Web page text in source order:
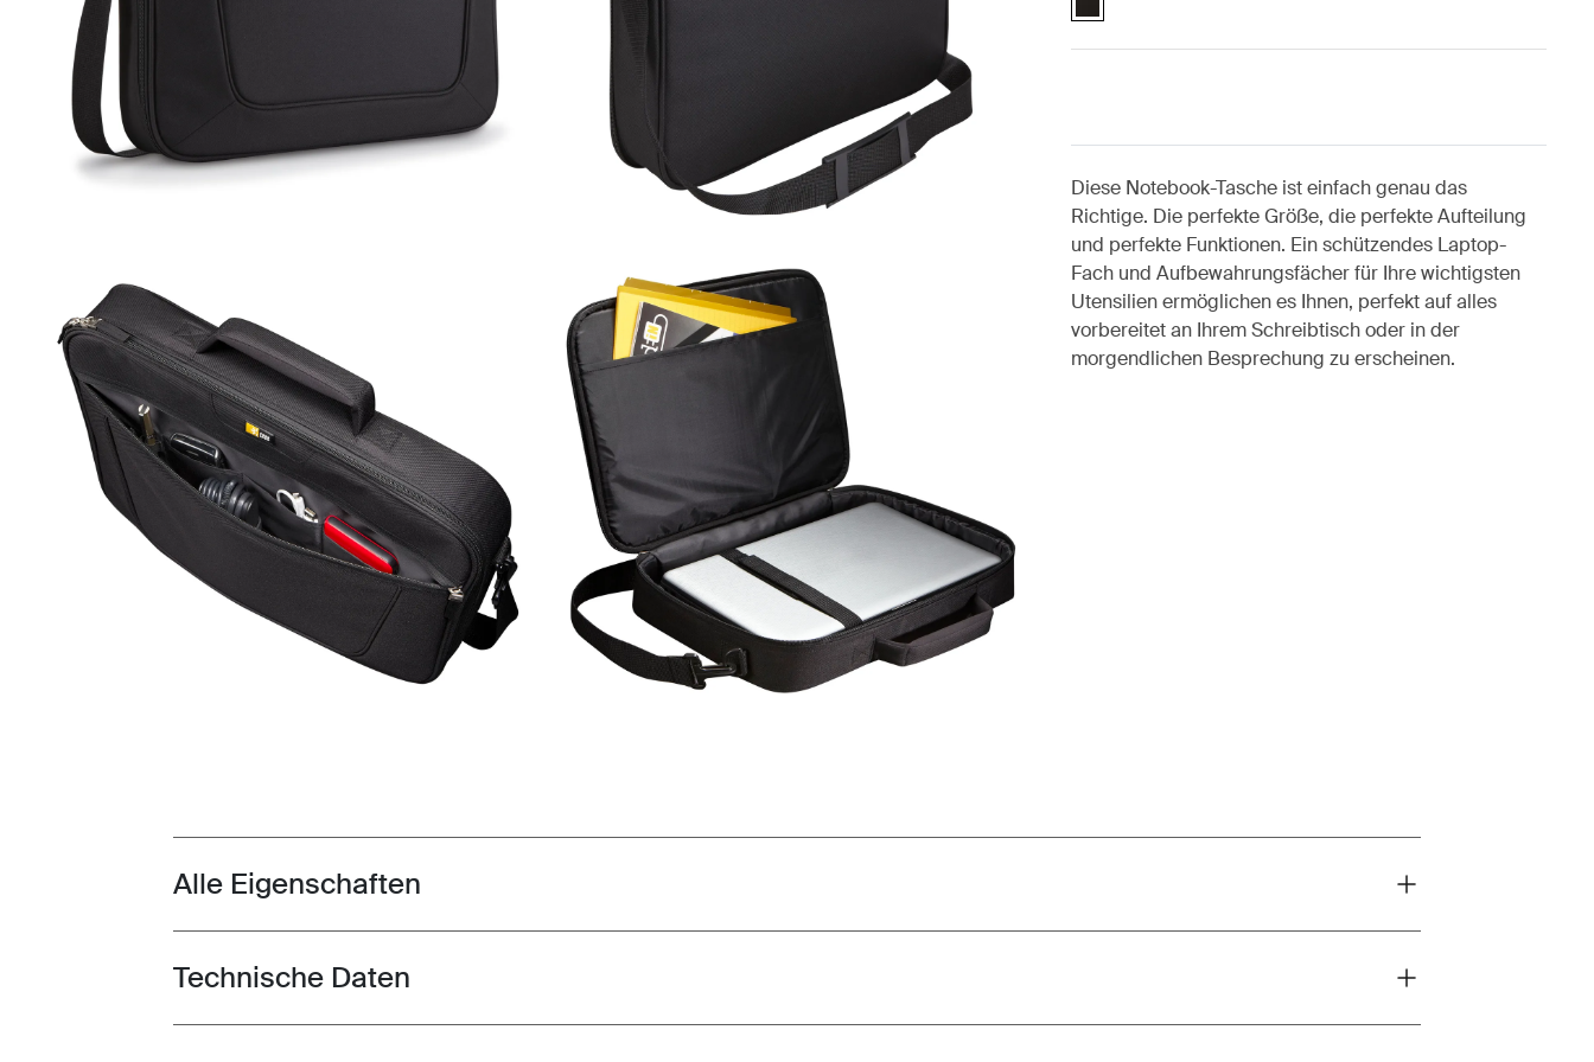
Diese Notebook-Tasche ist einfach genau das
Richtige. Die perfekte Größe, die perfekte Aufteilung
und perfekte Funktionen. Ein schützendes Laptop-
Fach und Aufbewahrungsfächer für Ihre wichtigsten
Utensilien ermöglichen es Ihnen, perfekt auf alles
vorbereitet an Ihrem Schreibtisch oder in der
morgendlichen Besprechung zu erscheinen.
Toggle features
Alle Eigenschaften
Toggle techspec
Technische Daten